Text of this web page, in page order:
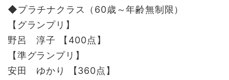
◆プラチナクラス（60歳～年齢無制限）
【グランプリ】
野呂 淳子 【400点】
【準グランプリ】
安田 ゆかり 【360点】